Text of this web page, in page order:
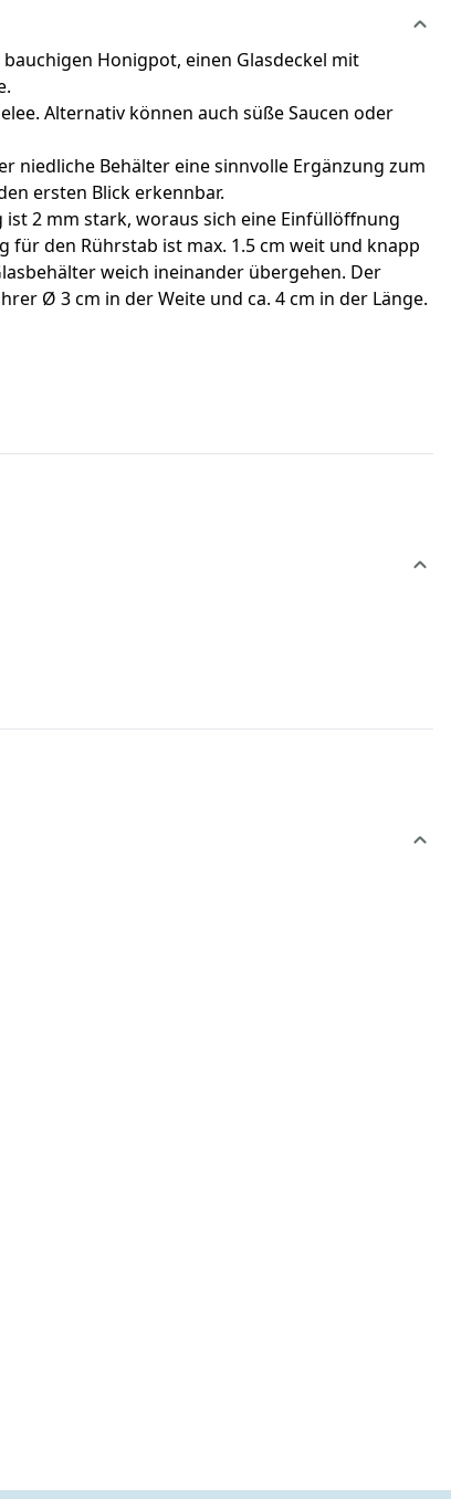
Honigpot, einen Glasdeckel mit
Alternativ können auch süße Saucen oder
niedliche Behälter eine sinnvolle Ergänzung zum
ersten Blick erkennbar.
2 mm stark, woraus sich eine Einfüllöffnung
für den Rührstab ist max. 1.5 cm weit und knapp
weich ineinander übergehen. Der
Ø 3 cm in der Weite und ca. 4 cm in der Länge.